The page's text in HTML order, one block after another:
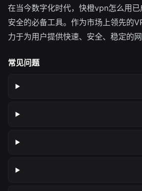
在当今数字化时代，快橙vpn怎么用
安全的必备工具。作为市场上领先的
力于为用户提供快速、安全、稳定的网
常见问题